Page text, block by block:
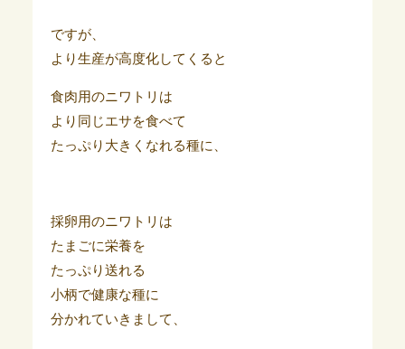
ですが、
より生産が高度化してくると
食肉用のニワトリは
より同じエサを食べて
たっぷり大きくなれる種に、
採卵用のニワトリは
たまごに栄養を
たっぷり送れる
小柄で健康な種に
分かれていきまして、